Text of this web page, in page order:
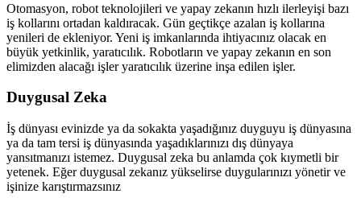
Otomasyon, robot teknolojileri ve yapay zekanın hızlı ilerleyişi bazı
iş kollarını ortadan kaldıracak. Gün geçtikçe azalan iş kollarına
yenileri de ekleniyor. Yeni iş imkanlarında ihtiyacınız olacak en
büyük yetkinlik, yaratıcılık. Robotların ve yapay zekanın en son
elimizden alacağı işler yaratıcılık üzerine inşa edilen işler.
Duygusal Zeka
İş dünyası evinizde ya da sokakta yaşadığınız duyguyu iş dünyasına
ya da tam tersi iş dünyasında yaşadıklarınızı dış dünyaya
yansıtmanızı istemez. Duygusal zeka bu anlamda çok kıymetli bir
yetenek. Eğer duygusal zekanız yükselirse duygularınızı yönetir ve
işinize karıştırmazsınız